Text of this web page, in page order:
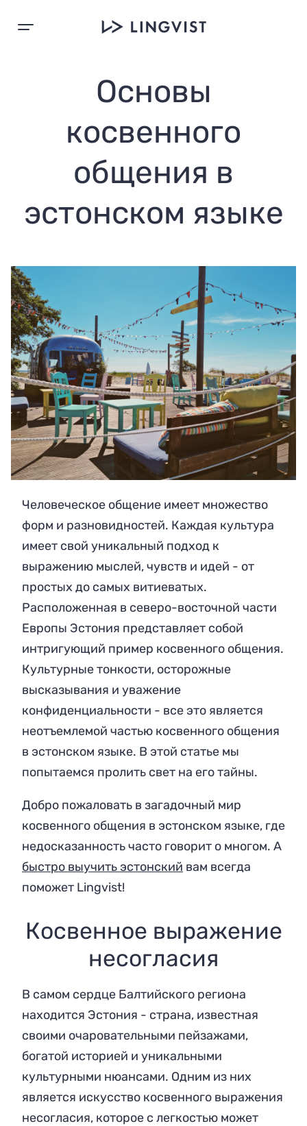
Основы
косвенного
общения в
эстонском языке
Человеческое общение имеет множество
форм и разновидностей. Каждая культура
имеет свой уникальный подход к
выражению мыслей, чувств и идей - от
простых до самых витиеватых.
Расположенная в северо-восточной части
Европы Эстония представляет собой
интригующий пример косвенного общения.
Культурные тонкости, осторожные
высказывания и уважение
конфиденциальности - все это является
неотъемлемой частью косвенного общения
в эстонском языке. В этой статье мы
попытаемся пролить свет на его тайны.
Добро пожаловать в загадочный мир
косвенного общения в эстонском языке, где
недосказанность часто говорит о многом. А
быстро выучить эстонский вам всегда
поможет Lingvist!
Косвенное выражение
несогласия
В самом сердце Балтийского региона
находится Эстония - страна, известная
своими очаровательными пейзажами,
богатой историей и уникальными
культурными нюансами. Одним из них
является искусство косвенного выражения
несогласия, которое с легкостью может